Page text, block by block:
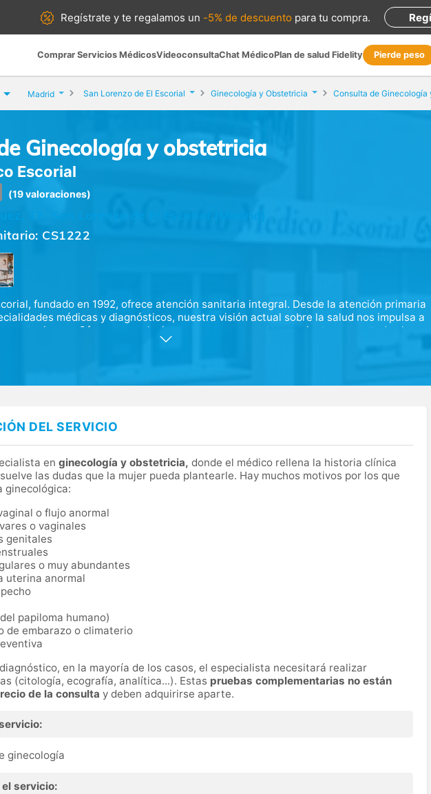
Regístrate yte regalamos un -5% de descuento para tu compra.
Comprar Servicios MédicosVideoconsultaChat MédicoPlan de salud Fidelity Pierde peso
Madrid San Lorenzo de El Escorial Ginecología y Obstetricia
Ginecología y obstetricia
Escorial
(19 valoraciones)
CS1222
fundado en 1992, ofrece atención sanitaria integral. Desde la atención primaria
médicas y diagnósticos, nuestra visión actual sobre la salud nos impulsa a
entusiasmo. Ofrecemos soluciones y apoyo a nuestros pacientes en en todas las
que nos plantean, con un enfoque en la medicina preventiva. Contamos con un
de los años.
DEL SERVICIO
en ginecología y obstetricia, donde el médico rellena la historia clínica
las dudas que la mujer pueda plantearle. Hay muchos motivos por los que
ginecológica:
o flujo anormal
o vaginales
genitales
o muy abundantes
uterina anormal
papiloma humano)
de embarazo o climaterio
en la mayoría de los casos, el especialista necesitará realizar
(citología, ecografía, analítica...). Estas pruebas complementarias no están
de la consulta y deben adquirirse aparte.
ginecología
el servicio: